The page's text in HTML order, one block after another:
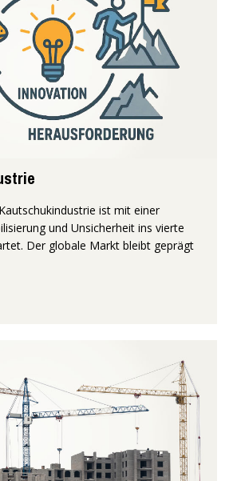
ist mit einer
und Unsicherheit ins vierte
Der globale Markt bleibt geprägt